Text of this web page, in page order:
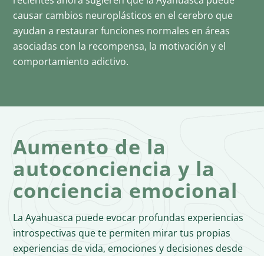
causar cambios neuroplásticos en el cerebro que
ayudan a restaurar funciones normales en áreas
asociadas con la recompensa, la motivación y el
comportamiento adictivo.
Aumento de la
autoconciencia y la
conciencia emocional
La Ayahuasca puede evocar profundas experiencias
introspectivas que te permiten mirar tus propias
experiencias de vida, emociones y decisiones desde